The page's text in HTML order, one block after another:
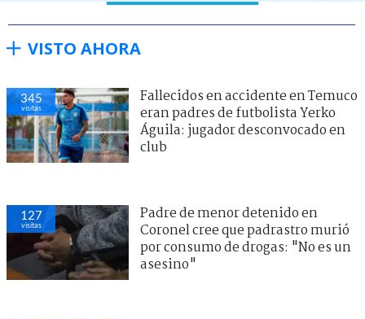
VISTO AHORA
345
visitas
Fallecidos en accidente en Temuco
eran padres de futbolista Yerko
Águila: jugador desconvocado en
club
127
visitas
Padre de menor detenido en
Coronel cree que padrastro murió
por consumo de drogas: "No es un
asesino"